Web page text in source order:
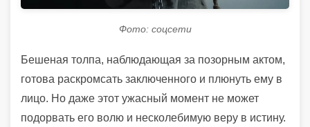
Фото: соцсети
Бешеная толпа, наблюдающая за позорным актом,
готова раскромсать заключенного и плюнуть ему в
лицо. Но даже этот ужасный момент не может
подорвать его волю и несколебимую веру в истину.